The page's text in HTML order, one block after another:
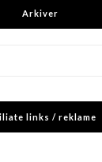
Arkiver
links / reklame